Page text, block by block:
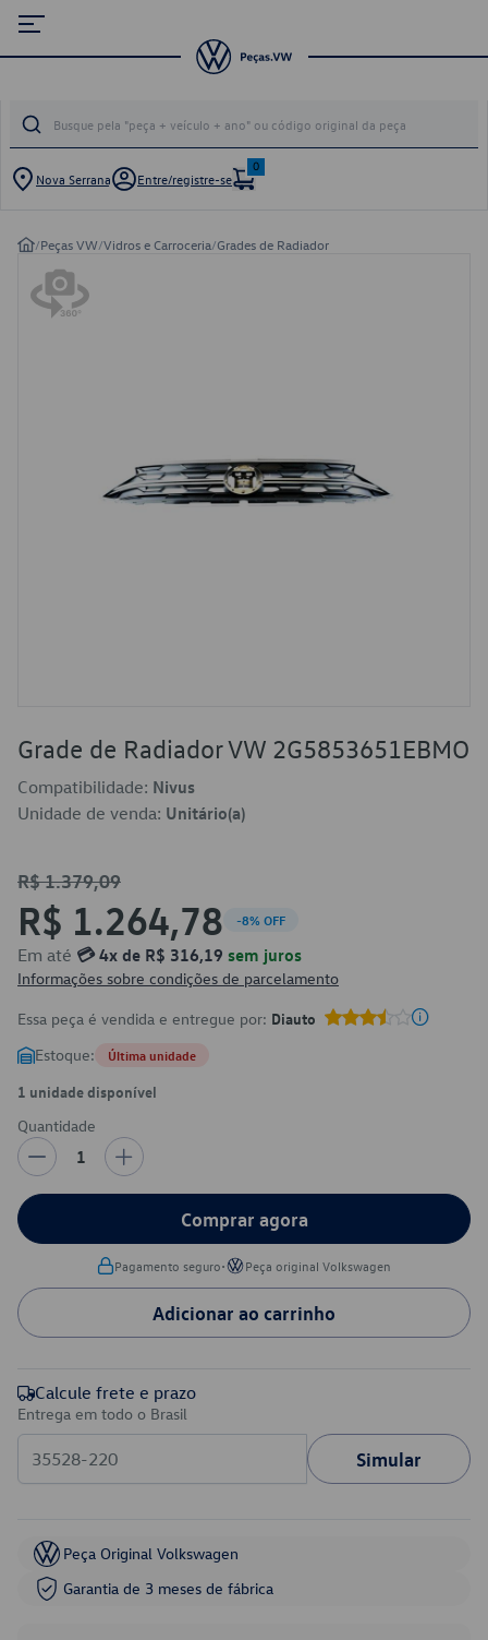
Nova Serrana Entre/registre-se
0
/Peças VW/Vidros e Carroceria/Grades de Radiador
Grade de Radiador VW 2G5853651EBMO
Compatibilidade: Nivus
Unidade de venda: Unitário(a)
R$ 1.379,09
R$ 1.264,78 -8% OFF
Em até 💳 4x de R$ 316,19 sem juros
Informações sobre condições de parcelamento
Essa peça é vendida e entregue por: Diauto
Estoque: Última unidade
1 unidade disponível
Quantidade
1
Comprar agora
Pagamento seguro• Peça original Volkswagen
Adicionar ao carrinho
Calcule frete e prazo
Entrega em todo o Brasil
Simular
Peça Original Volkswagen
Garantia de 3 meses de fábrica